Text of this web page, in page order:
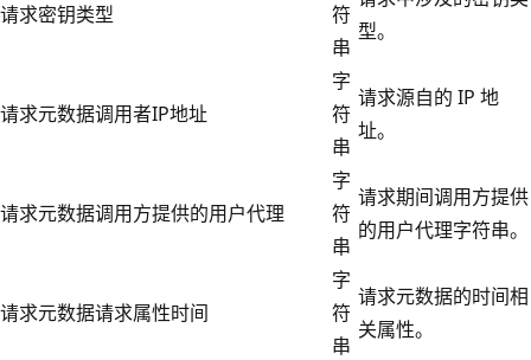
请求密钥类型
符
串
型。
请求元数据调用者IP地址
字
符
串
请求源自的 IP 地
址。
请求元数据调用方提供的用户代理
字
符
串
请求期间调用方提供
的用户代理字符串。
请求元数据请求属性时间
字
符
串
请求元数据的时间相
关属性。